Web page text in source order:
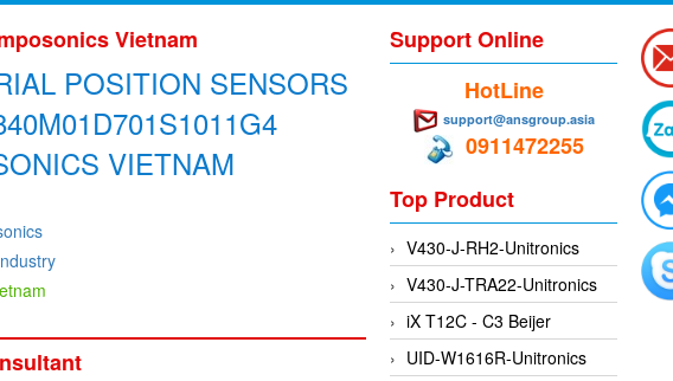
Vietnam
POSITION SENSORS
VIETNAM
Support Online
HotLine
support@ansgroup.asia
0911472255
Top Product
V430-J-RH2-Unitronics
V430-J-TRA22-Unitronics
iX T12C - C3 Beijer
UID-W1616R-Unitronics